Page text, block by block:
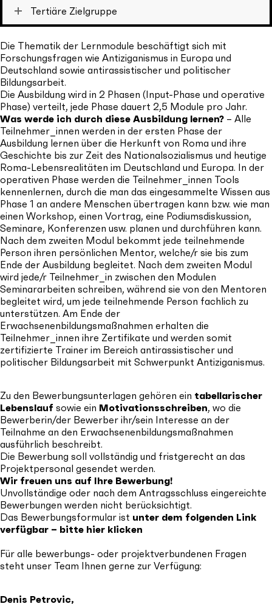
Tertiäre Zielgruppe
Die Thematik der Lernmodule beschäftigt sich mit
Forschungsfragen wie Antiziganismus in Europa und
Deutschland sowie antirassistischer und politischer
Bildungsarbeit.
Die Ausbildung wird in 2 Phasen (Input-Phase und operative
Phase) verteilt, jede Phase dauert 2,5 Module pro Jahr.
Was werde ich durch diese Ausbildung lernen? – Alle
Teilnehmer_innen werden in der ersten Phase der
Ausbildung lernen über die Herkunft von Roma und ihre
Geschichte bis zur Zeit des Nationalsozialismus und heutige
Roma-Lebensrealitäten im Deutschland und Europa. In der
operativen Phase werden die Teilnehmer_innen Tools
kennenlernen, durch die man das eingesammelte Wissen aus
Phase 1 an andere Menschen übertragen kann bzw. wie man
einen Workshop, einen Vortrag, eine Podiumsdiskussion,
Seminare, Konferenzen usw. planen und durchführen kann.
Nach dem zweiten Modul bekommt jede teilnehmende
Person ihren persönlichen Mentor, welche/r sie bis zum
Ende der Ausbildung begleitet. Nach dem zweiten Modul
wird jede/r Teilnehmer_in zwischen den Modulen
Seminararbeiten schreiben, während sie von den Mentoren
begleitet wird, um jede teilnehmende Person fachlich zu
unterstützen. Am Ende der
Erwachsenenbildungsmaßnahmen erhalten die
Teilnehmer_innen ihre Zertifikate und werden somit
zertifizierte Trainer im Bereich antirassistischer und
politischer Bildungsarbeit mit Schwerpunkt Antiziganismus.
Zu den Bewerbungsunterlagen gehören ein tabellarischer
Lebenslauf sowie ein Motivationsschreiben , wo die
Bewerberin/der Bewerber ihr/sein Interesse an der
Teilnahme an den Erwachsenenbildungsmaßnahmen
ausführlich beschreibt.
Die Bewerbung soll vollständig und fristgerecht an das
Projektpersonal gesendet werden.
Wir freuen uns auf Ihre Bewerbung!
Unvollständige oder nach dem Antragsschluss eingereichte
Bewerbungen werden nicht berücksichtigt.
Das Bewerbungsformular ist unter dem folgenden Link
verfügbar – bitte hier klicken
Für alle bewerbungs- oder projektverbundenen Fragen
steht unser Team Ihnen gerne zur Verfügung:
Denis Petrovic,